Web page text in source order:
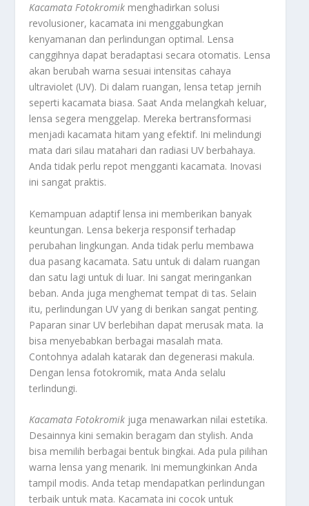
Kacamata Fotokromik menghadirkan solusi
revolusioner, kacamata ini menggabungkan
kenyamanan dan perlindungan optimal. Lensa
canggihnya dapat beradaptasi secara otomatis. Lensa
akan berubah warna sesuai intensitas cahaya
ultraviolet (UV). Di dalam ruangan, lensa tetap jernih
seperti kacamata biasa. Saat Anda melangkah keluar,
lensa segera menggelap. Mereka bertransformasi
menjadi kacamata hitam yang efektif. Ini melindungi
mata dari silau matahari dan radiasi UV berbahaya.
Anda tidak perlu repot mengganti kacamata. Inovasi
ini sangat praktis.
Kemampuan adaptif lensa ini memberikan banyak
keuntungan. Lensa bekerja responsif terhadap
perubahan lingkungan. Anda tidak perlu membawa
dua pasang kacamata. Satu untuk di dalam ruangan
dan satu lagi untuk di luar. Ini sangat meringankan
beban. Anda juga menghemat tempat di tas. Selain
itu, perlindungan UV yang di berikan sangat penting.
Paparan sinar UV berlebihan dapat merusak mata. Ia
bisa menyebabkan berbagai masalah mata.
Contohnya adalah katarak dan degenerasi makula.
Dengan lensa fotokromik, mata Anda selalu
terlindungi.
Kacamata Fotokromik juga menawarkan nilai estetika.
Desainnya kini semakin beragam dan stylish. Anda
bisa memilih berbagai bentuk bingkai. Ada pula pilihan
warna lensa yang menarik. Ini memungkinkan Anda
tampil modis. Anda tetap mendapatkan perlindungan
terbaik untuk mata. Kacamata ini cocok untuk